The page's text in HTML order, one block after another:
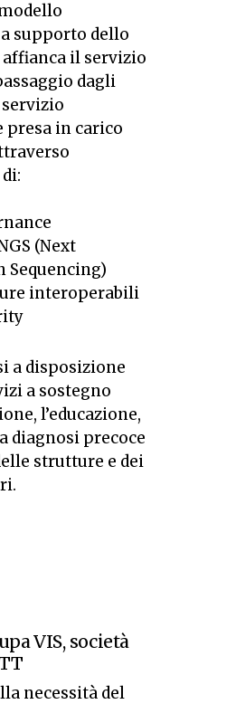
supporto dello
il servizio
dagli
presa in carico
(Next
Sequencing)
interoperabili
a disposizione
a sostegno
l’educazione,
diagnosi precoce
strutture e dei
VIS, società
necessità del